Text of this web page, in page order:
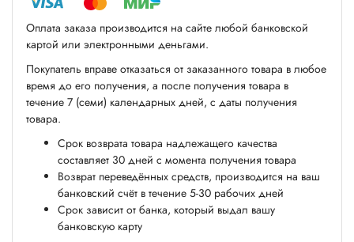
Оплата заказа производится на сайте любой банковской
картой или электронными деньгами.
Покупатель вправе отказаться от заказанного товара в любое
время до его получения, а после получения товара в
течение 7 (семи) календарных дней, с даты получения
товара.
Срок возврата товара надлежащего качества
составляет 30 дней с момента получения товара
Возврат переведённых средств, производится на ваш
банковский счёт в течение 5-30 рабочих дней
Срок зависит от банка, который выдал вашу
банковскую карту